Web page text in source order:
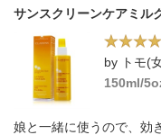
サンスクリーンケアミル
by トモ(
150ml/
娘と一緒に使うので、効